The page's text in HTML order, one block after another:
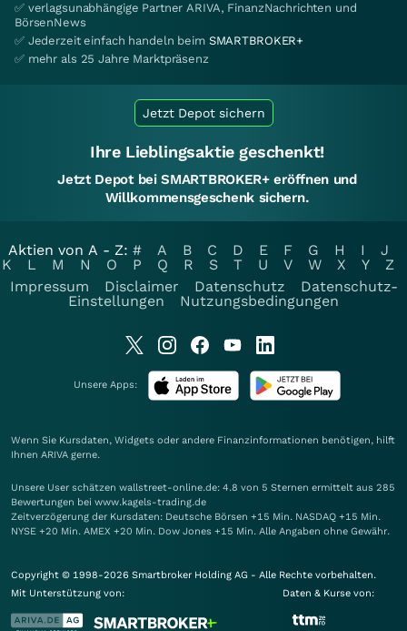
✅ verlagsunabhängige Partner ARIVA, FinanzNachrichten und
BörsenNews
✅ Jederzeit einfach handeln beim SMARTBROKER+
✅ mehr als 25 Jahre Marktpräsenz
Jetzt Depot sichern
Ihre Lieblingsaktie geschenkt!
Jetzt Depot bei SMARTBROKER+ eröffnen und
Willkommensgeschenk sichern.
Aktien von A - Z: # A B C D E F G H I
J
K
L M N O P Q R S T U V W X Y
Z
Impressum
Disclaimer Datenschutz
Datenschutz-
Einstellungen
Nutzungsbedingungen
Unsere Apps:
Wenn Sie Kursdaten, Widgets oder andere Finanzinformationen benötigen, hilft
Ihnen ARIVA gerne.
Unsere User schätzen wallstreet-online.de: 4.8 von 5 Sternen ermittelt aus 285
Bewertungen bei www.kagels-trading.de
Zeitverzögerung der Kursdaten: Deutsche Börsen +15 Min. NASDAQ +15 Min.
NYSE +20 Min. AMEX +20 Min. Dow Jones +15 Min. Alle Angaben ohne Gewähr.
Copyright © 1998-2026 Smartbroker Holding AG - Alle Rechte vorbehalten.
Mit Unterstützung von:
Daten & Kurse von: